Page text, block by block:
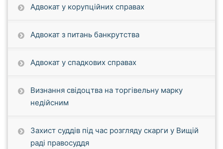
Адвокат у корупційних справах
Адвокат з питань банкрутства
Адвокат у спадкових справах
Визнання свідоцтва на торгівельну марку
недійсним
Захист суддів під час розгляду скарги у Вищій
раді правосуддя